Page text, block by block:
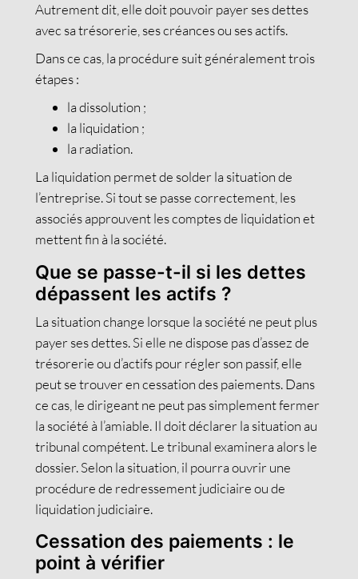
Autrement dit, elle doit pouvoir payer ses dettes
avec sa trésorerie, ses créances ou ses actifs.
Dans ce cas, la procédure suit généralement trois
étapes :
la dissolution ;
la liquidation ;
la radiation.
La liquidation permet de solder la situation de
l’entreprise. Si tout se passe correctement, les
associés approuvent les comptes de liquidation et
mettent fin à la société.
Que se passe-t-il si les dettes
dépassent les actifs ?
La situation change lorsque la société ne peut plus
payer ses dettes. Si elle ne dispose pas d’assez de
trésorerie ou d’actifs pour régler son passif, elle
peut se trouver en cessation des paiements. Dans
ce cas, le dirigeant ne peut pas simplement fermer
la société à l’amiable. Il doit déclarer la situation au
tribunal compétent. Le tribunal examinera alors le
dossier. Selon la situation, il pourra ouvrir une
procédure de redressement judiciaire ou de
liquidation judiciaire.
Cessation des paiements : le
point à vérifier